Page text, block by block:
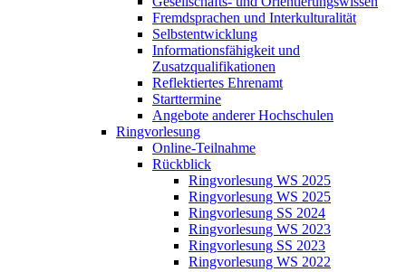
Fremdsprachen und Interkulturalität
Selbstentwicklung
Informationsfähigkeit und
Zusatzqualifikationen
Reflektiertes Ehrenamt
Starttermine
Angebote anderer Hochschulen
Ringvorlesung
Online-Teilnahme
Rückblick
Ringvorlesung WS 2025
Ringvorlesung WS 2025
Ringvorlesung SS 2024
Ringvorlesung WS 2023
Ringvorlesung SS 2023
Ringvorlesung WS 2022